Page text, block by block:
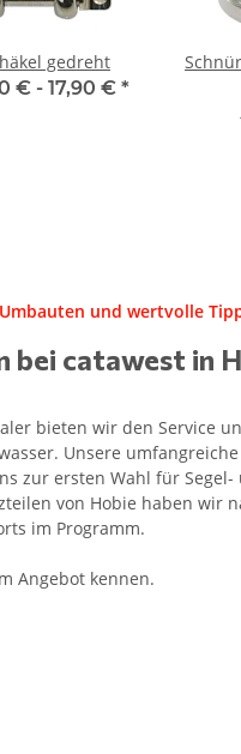
gedreht
€ - 17,90 € *
und wertvolle
bei catawest in
bieten wir den Service
Unsere
zur ersten Wahl für
von Hobie haben wir
im Programm.
Angebot kennen.